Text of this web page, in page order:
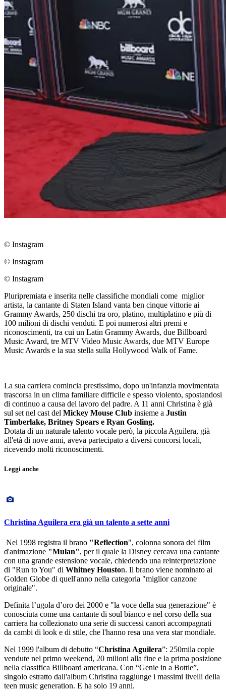
© Instagram
© Instagram
© Instagram
Pluripremiata e inserita nelle classifiche mondiali come miglior
artista, la cantante di Staten Island vanta ben cinque vittorie ai
Grammy Awards, 250 dischi tra oro, platino, multiplatino e più di
100 milioni di dischi venduti. E poi numerosi altri premi e
riconoscimenti, tra cui un Latin Grammy Awards, due Billboard
Music Award, tre MTV Video Music Awards, due MTV Europe
Music Awards e la sua stella sulla Hollywood Walk of Fame.
La sua carriera comincia prestissimo, dopo un'infanzia movimentata
trascorsa in un clima familiare difficile e spesso violento, spostandosi
di continuo a causa del lavoro del padre. A 11 anni Christina è già
sul set nel cast del Mickey Mouse Club insieme a Justin
Timberlake, Britney Spears e Ryan Gosling.
Dotata di un naturale talento vocale però, la piccola Aguilera, già
all'età di nove anni, aveva partecipato a diversi concorsi locali,
ricevendo molti riconoscimenti.
Leggi anche
Christina Aguilera era già un talento a sette anni
Nel 1998 registra il brano "Reflection", colonna sonora del film
d'animazione "Mulan", per il quale la Disney cercava una cantante
con una grande estensione vocale, chiedendo una reinterpretazione
di "Run to You" di Whitney Houston. Il brano viene nominato ai
Golden Globe di quell'anno nella categoria "miglior canzone
originale".
Definita l’ugola d’oro dei 2000 e "la voce della sua generazione" è
conosciuta come una cantante di soul bianco e nel corso della sua
carriera ha collezionato una serie di successi canori accompagnati
da cambi di look e di stile, che l'hanno resa una vera star mondiale.
Nel 1999 l'album di debutto “Christina Aguilera”: 250mila copie
vendute nel primo weekend, 20 milioni alla fine e la prima posizione
nella classifica Billboard americana. Con “Genie in a Bottle”,
singolo estratto dall'album Christina raggiunge i massimi livelli della
teen music generation. E ha solo 19 anni.